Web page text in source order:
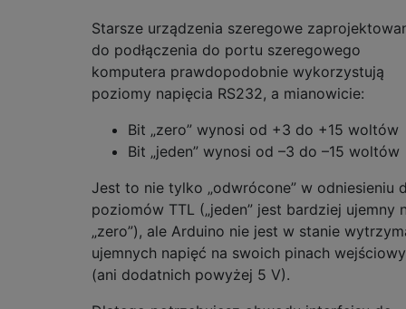
Starsze urządzenia szeregowe
do podłączenia do portu szeregowego
komputera prawdopodobnie wykorzystują
poziomy napięcia RS232, a mianowicie:
Bit „zero” wynosi od +3 do +15 woltów
Bit „jeden” wynosi od –3 do –15 woltów
Jest to nie tylko „odwrócone” w odniesieniu
poziomów TTL („jeden” jest bardziej ujemny
„zero”), ale Arduino nie jest w stanie
ujemnych napięć na swoich pinach
(ani dodatnich powyżej 5 V).